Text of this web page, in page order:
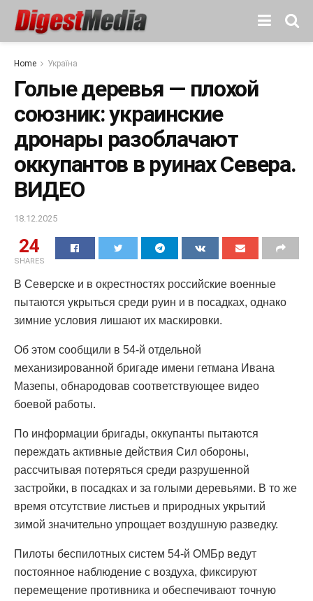
Home Україна
Голые деревья — плохой
союзник: украинские
дронары разоблачают
оккупантов в руинах Севера.
ВИДЕО
18.12.2025
24
SHARES
В Северске и в окрестностях российские военные
пытаются укрыться среди руин и в посадках, однако
зимние условия лишают их маскировки.
Об этом сообщили в 54-й отдельной
механизированной бригаде имени гетмана Ивана
Мазепы, обнародовав соответствующее видео
боевой работы.
По информации бригады, оккупанты пытаются
переждать активные действия Сил обороны,
рассчитывая потеряться среди разрушенной
застройки, в посадках и за голыми деревьями. В то же
время отсутствие листьев и природных укрытий
зимой значительно упрощает воздушную разведку.
Пилоты беспилотных систем 54-й ОМБр ведут
постоянное наблюдение с воздуха, фиксируют
перемещение противника и обеспечивают точную